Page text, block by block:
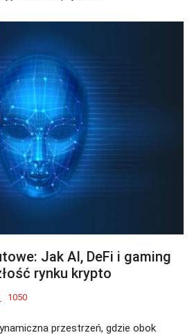
Jak AI, DeFi i gaming
rynku krypto
1050
przestrzeń, gdzie obok